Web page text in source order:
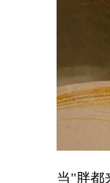
当"胖都